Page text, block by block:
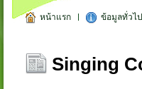
หน้าแรก ข้อมูลทั่วไป
Singing